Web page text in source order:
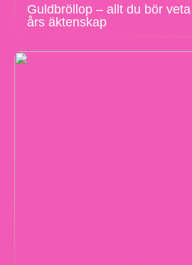
Guldbröllop – allt du bör
års äktenskap